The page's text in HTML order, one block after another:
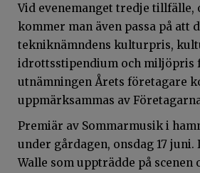
Vid evenemanget tredje tillfälle,
kommer man även passa på att
tekniknämndens kulturpris,
idrottsstipendium och miljöpris
utnämningen Årets företagare
uppmärksammas av
Premiär av Sommarmusik i
under gårdagen, onsdag 17 juni.
Walle som uppträdde på scenen